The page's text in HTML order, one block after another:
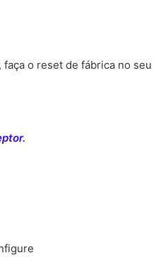
o reset de fábrica no seu